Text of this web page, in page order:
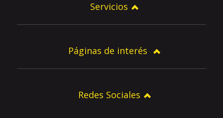
Servicios
Páginas de interés
Redes Sociales